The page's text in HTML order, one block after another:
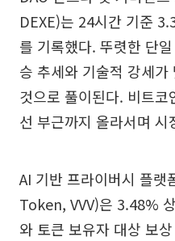
DEXE)는 24시간 기준
를 기록했다. 뚜렷한 단
승 추세와 기술적 강세
것으로 풀이된다. 비트
선 부근까지 올라서며
AI 기반 프라이버시 플랫
Token, VVV)은 3.48%
와 토큰 보유자 대상 보